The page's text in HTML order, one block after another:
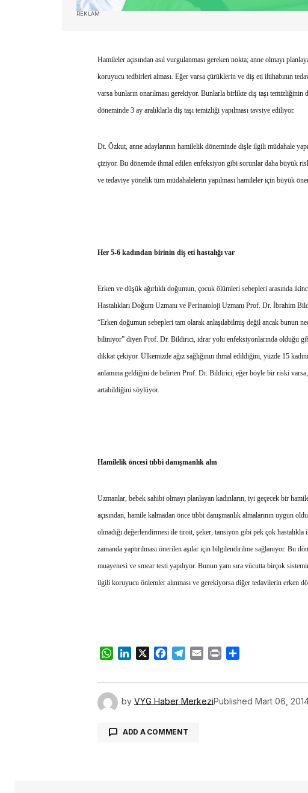
REKLAM
Hamileler açısından asıl vurgulanması gereken nokta; anne olmayı
koruyucu tedbirleri alması. Eğer varsa çürüklerin ve diş eti iltihabının
varsa bunların onarılması gerekiyor. Bunlarla birlikte diş taşı
döneminde 3 ay aralıklarla diş taşı temizliği yapılması tavsiye ediliyor.
Dt. Özkut, anne adaylarının hamilelik döneminde dişle ilgili müdahale
çiziyor. Bu dönemde ihmal edilen enfeksiyon gibi sorunlar daha büyük
ve tedaviye yönelik tüm müdahalelerin yapılması hamileler için büyük
Her 5-6 kadından birinin diş eti hastalığı var
Erken ve düşük ağırlıklı doğumun, çocuk ölümleri sebepleri arasında
Hastalıkları Doğum Uzmanı ve Perinatoloji Uzmanı Prof. Dr. İbrahim
“Erken doğumun sebepleri tam olarak anlaşılabilmiş değil ancak bunun
biliniyor” diyen Prof. Dr. Bildirici, idrar yolu enfeksiyonlarında olduğu
dikkat çekiyor. Ülkemizde ağız sağlığının ihmal edildiğini, yüzde 15
anlamına geldiğini de belirten Prof. Dr. Bildirici, eğer böyle bir riski
artabildiğini söylüyor.
Hamilelik öncesi tıbbi danışmanlık alın
Uzmanlar, bebek sahibi olmayı planlayan kadınların, iyi geçecek bir
açısından, hamile kalmadan önce tıbbi danışmanlık almalarının uygun
olmadığı değerlendirmesi ile tiroit, şeker, tansiyon gibi pek çok
zamanda yaptırılması önerilen aşılar için bilgilendirilme sağlanıyor. Bu
muayenesi ve smear testi yapılıyor. Bunun yanı sıra vücutta birçok
ilgili koruyucu önlemler alınması ve gerekiyorsa diğer tedavilerin erken
WhatsApp
LinkedIn
X Facebook
Telegram
Email Print
by VYG Haber MerkeziPublished Mart 06,
ADD A COMMENT